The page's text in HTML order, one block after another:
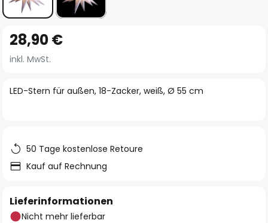
Anfang
der
springen
LED-Stern für außen, 18-Zacker, weiß, Ø 55 cm
28,90 €
inkl. MwSt.
50 Tage kostenlose Retoure
Kauf auf Rechnung
Lieferinformationen
Nicht mehr lieferbar